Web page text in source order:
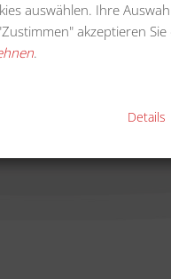
auswählen. Ihre
akzeptieren Sie
.
Details